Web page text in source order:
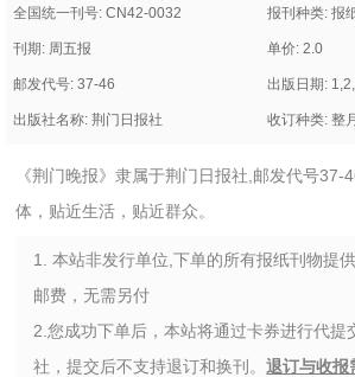
全国统一刊号: CN42-0032 报刊种类: 报
刊期: 周五报 单价: 2.0
邮发代号: 37-46 出版日期:
出版社名称: 荆门日报社 收订种类: 整月
《荆门晚报》隶属于荆门日报社,邮发代号37-
体，贴近生活，贴近群众。
1. 本站非发行单位,下单的所有报纸刊物提
邮费，无需另付
2.您成功下单后，本站将通过卡券进行代提
社，提交后不支持退订和换刊。退订与收报